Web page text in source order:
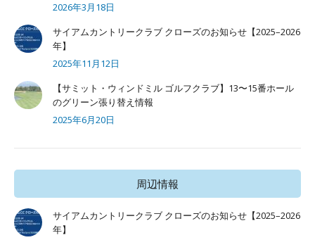
2026年3月18日
サイアムカントリークラブ クローズのお知らせ【2025–2026
年】
2025年11月12日
【サミット・ウィンドミル ゴルフクラブ】13〜15番ホール
のグリーン張り替え情報
2025年6月20日
周辺情報
サイアムカントリークラブ クローズのお知らせ【2025–2026
年】